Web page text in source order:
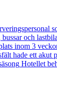
bussar och
inom 3
hade ett
Hotellet